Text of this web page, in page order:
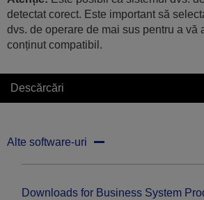
detectat corect. Este important să
dvs. de operare de mai sus pentru a vă
conținut compatibil.
Descărcări
Alte software-uri
Downloads for Business System